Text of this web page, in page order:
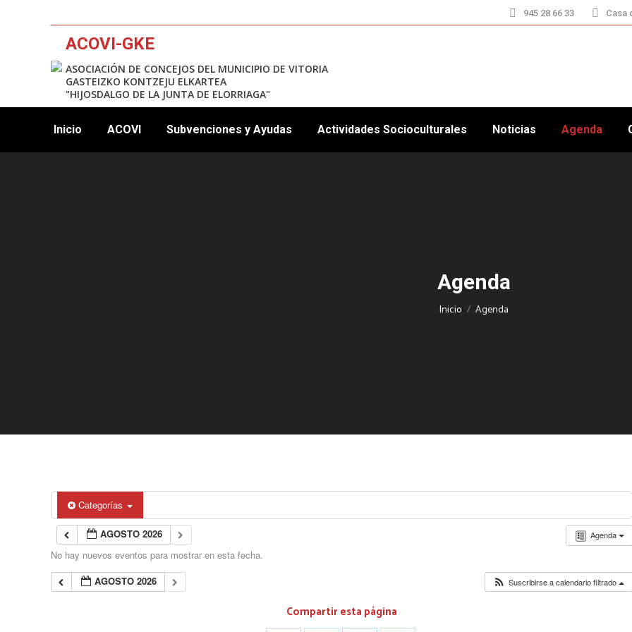
945 28 66 33 Casa
ACOVI-GKE
ASOCIACIÓN DE CONCEJOS DEL MUNICIPIO DE VITORIA
GASTEIZKO KONTZEJU ELKARTEA
"HIJOSDALGO DE LA JUNTA DE ELORRIAGA"
Inicio ACOVI Subvenciones y Ayudas Actividades Socioculturales Noticias Agenda
Agenda
Estás aquí:
Inicio Agenda
Categorías
Agenda
AGOSTO 2026
No hay nuevos eventos para mostrar en esta fecha.
AGOSTO 2026
Suscribirse a calendario filtrado
Compartir esta página